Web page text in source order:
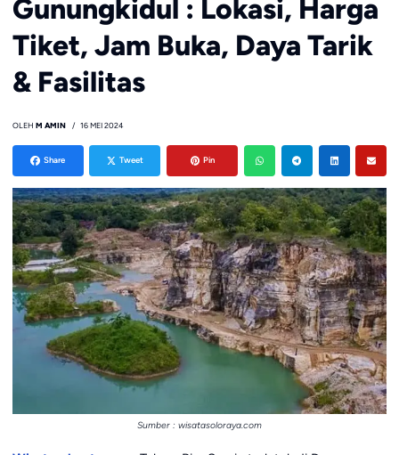
Gunungkidul : Lokasi, Harga
Tiket, Jam Buka, Daya Tarik
& Fasilitas
OLEH M AMIN 16 MEI 2024
Share Tweet Pin
Sumber : wisatasoloraya.com